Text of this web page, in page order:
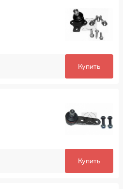
Купить
Купить